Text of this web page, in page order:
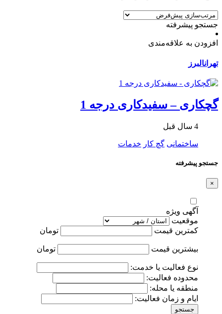
جستجو پیشرفته
افزودن به علاقه‌مندی
تهرانالبرز
گچکاری – سفیدکاری درجه 1
4 سال قبل
ساختمانی گچ کار خدمات
جستجو پیشرفته
×
آگهی ویژه
موقعیت
کمترین قیمت
تومان
بیشترین قیمت تومان
نوع فعالیت یا خدمت:
محدوده فعالیت:
منطقه یا محله:
ایام و زمان فعالیت:
جستجو